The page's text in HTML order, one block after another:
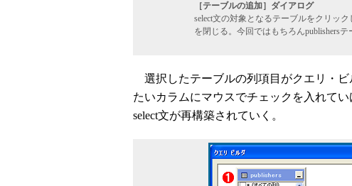
［テーブルの追加］ダイアログ
select文の対象となるテーブルをクリッ
を閉じる。今回ではもちろんpublishersテ
選択したテーブルの列項目がクエリ・
たいカラムにマウスでチェックを入れて
select文が再構築されていく。